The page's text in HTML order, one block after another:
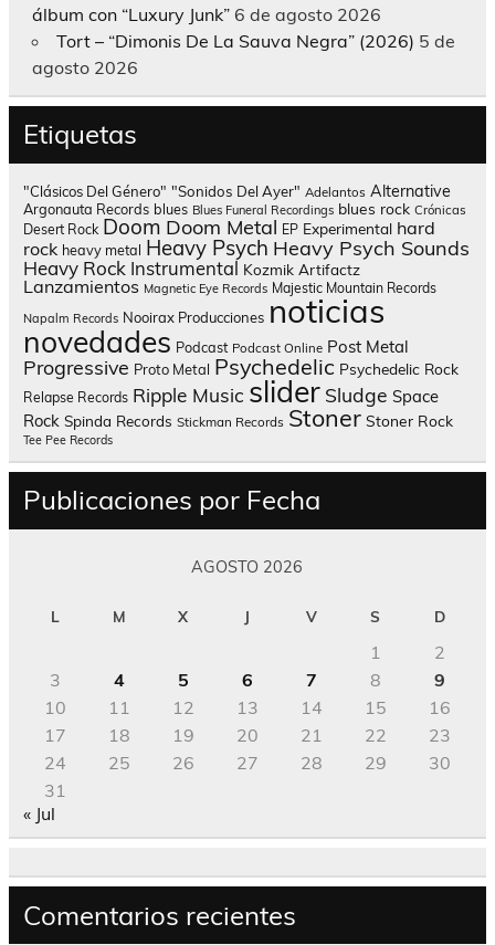
álbum con “Luxury Junk” 6 de agosto 2026
Tort – “Dimonis De La Sauva Negra” (2026) 5 de
agosto 2026
Etiquetas
"Clásicos Del Género" "Sonidos Del Ayer" Adelantos Alternative
Argonauta Records blues Blues Funeral Recordings blues rock Crónicas
Desert Rock Doom Doom Metal EP Experimental hard
rock heavy metal Heavy Psych Heavy Psych Sounds
Heavy Rock Instrumental Kozmik Artifactz
Lanzamientos Magnetic Eye Records Majestic Mountain Records
Napalm Records Nooirax Producciones noticias
novedades Podcast Podcast Online Post Metal
Progressive Proto Metal Psychedelic Psychedelic Rock
Relapse Records Ripple Music slider Sludge Space
Rock Spinda Records Stickman Records Stoner Stoner Rock
Tee Pee Records
Publicaciones por Fecha
AGOSTO 2026
L M X J V S D
1
2
3
4 5 6 7 8
9
10
11 12 13 14 15
16
17
18 19 20 21 22
23
24
25 26 27 28 29
30
31
« Jul
Comentarios recientes